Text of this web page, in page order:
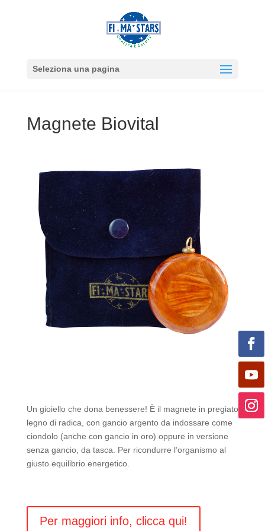
Seleziona una pagina
Magnete Biovital
Un gioiello che dona benessere! È il magnete in pregiato
legno di radica, con gancio argento da indossare come
ciondolo (anche con gancio in oro) oppure in versione
senza gancio, da tasca. Per ricondurre l’organismo al
giusto equilibrio energetico.
Per maggiori info, clicca qui!